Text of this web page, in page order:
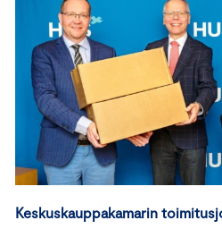
Keskuskauppakamarin